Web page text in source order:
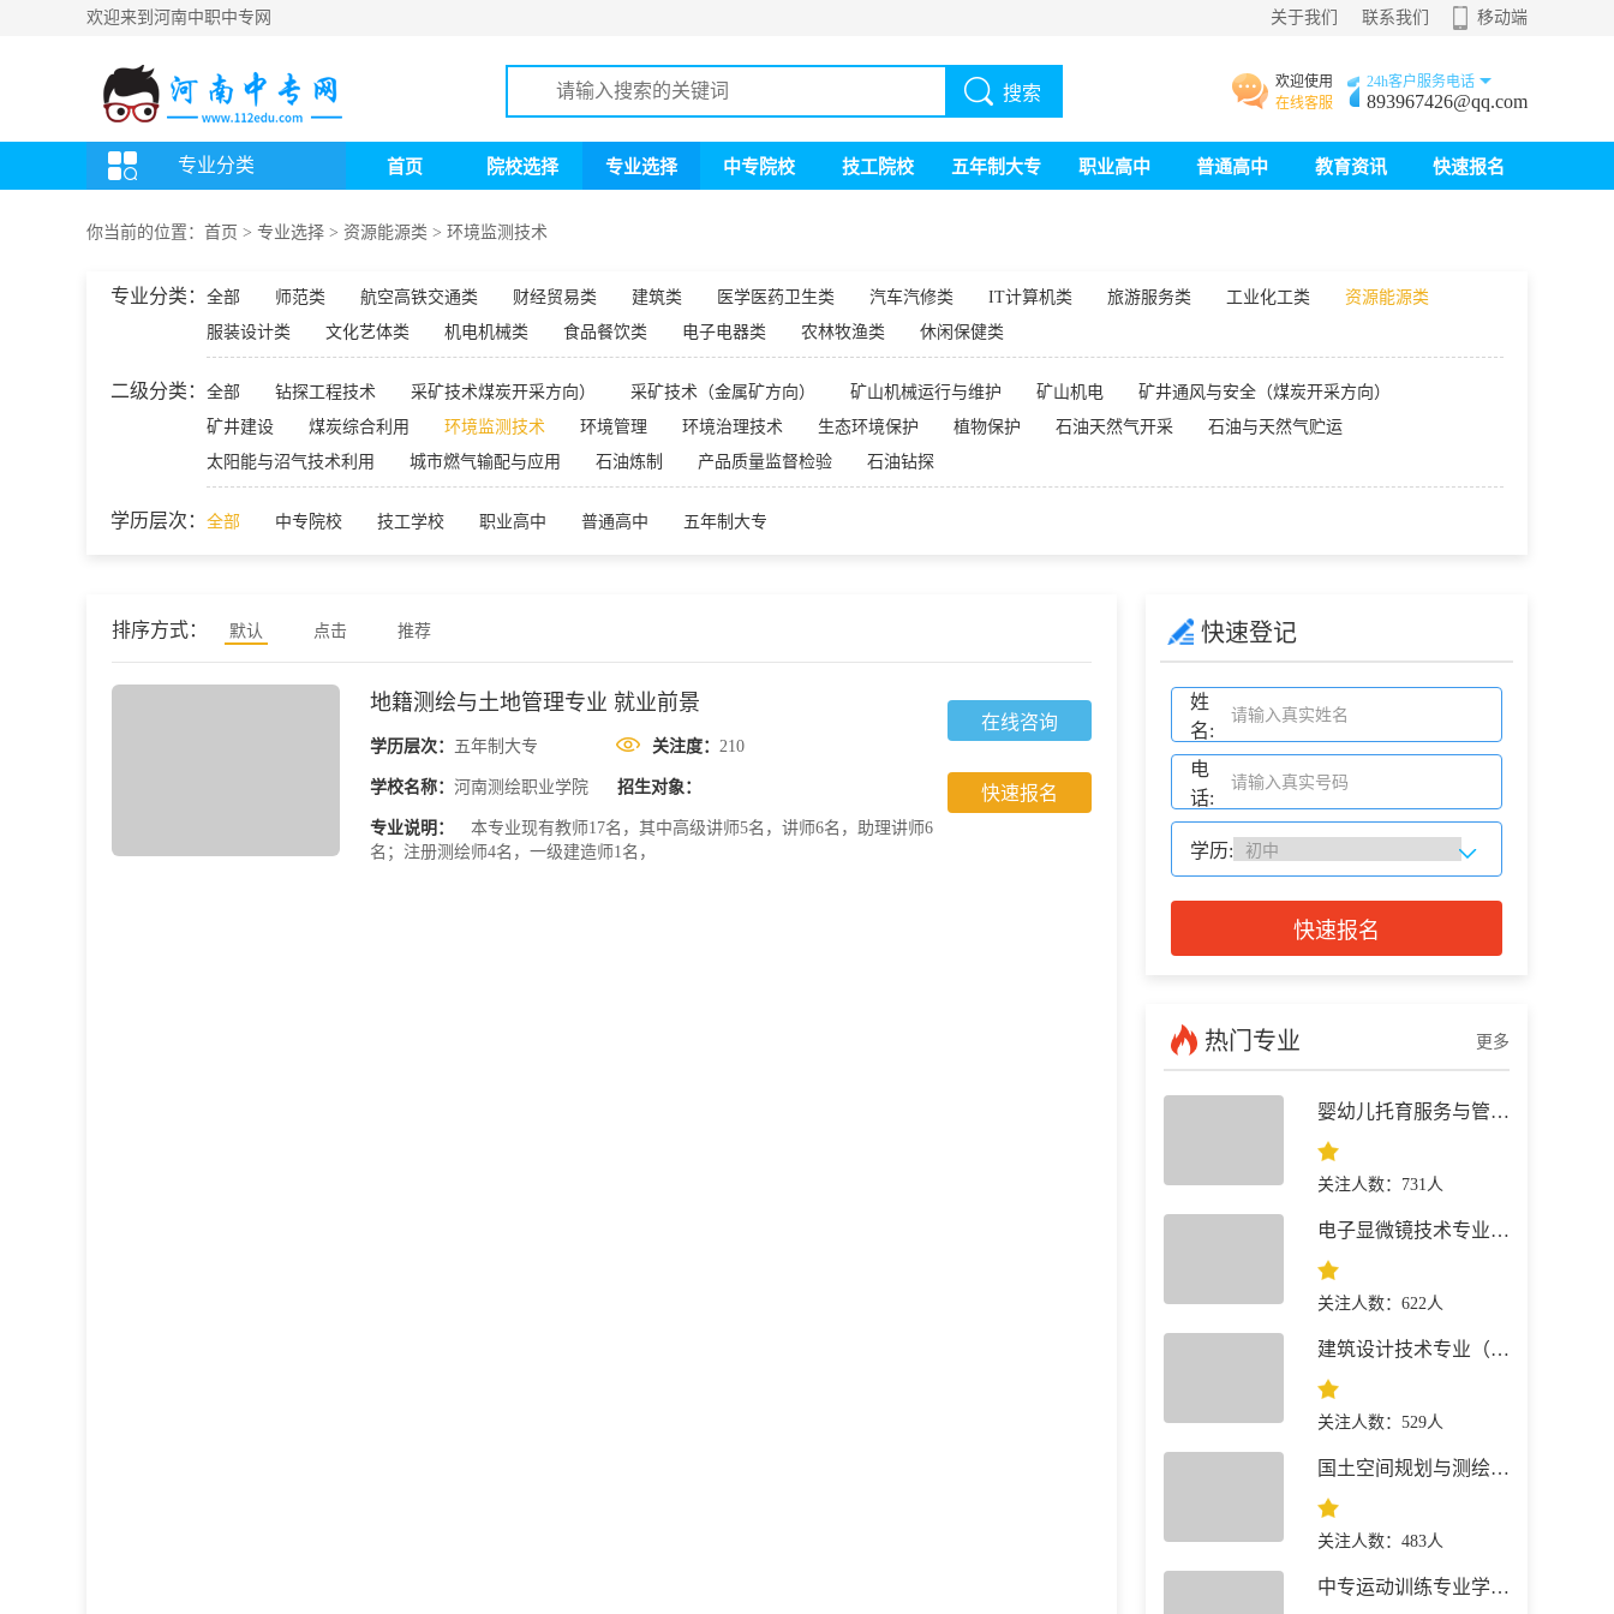
欢迎来到河南中职中专网 关于我们 联系我们 移动端
搜索
欢迎使用
在线客服
24h客户服务电话
893967426@qq.com
专业分类 首页 院校选择 专业选择 中专院校 技工院校 五年制大专 职业高中 普通高中 教育资讯 快速报名
你当前的位置： 首页 > 专业选择 > 资源能源类 > 环境监测技术
专业分类： 全部 师范类 航空高铁交通类 财经贸易类 建筑类 医学医药卫生类 汽车汽修类 IT计算机类 旅游服务类 工业化工类
资源能源类
服装设计类
文化艺体类 机电机械类 食品餐饮类 电子电器类 农林牧渔类 休闲保健类
二级分类： 全部 钻探工程技术 采矿技术煤炭开采方向） 采矿技术（金属矿方向） 矿山机械运行与维护 矿山机电
矿井通风与安全（煤炭开采方向）
矿井建设
煤炭综合利用 环境监测技术 环境管理 环境治理技术 生态环境保护 植物保护 石油天然气开采
石油与天然气贮运
太阳能与沼气技术利用
城市燃气输配与应用 石油炼制 产品质量监督检验 石油钻探
学历层次： 全部 中专院校 技工学校 职业高中 普通高中 五年制大专
排序方式： 默认 点击 推荐
地籍测绘与土地管理专业 就业前景
学历层次： 五年制大专 关注度： 210
学校名称： 河南测绘职业学院 招生对象：
专业说明：
本专业现有教师17名，其中高级讲师5名，讲师6名，助理讲师6
名；注册测绘师4名，一级建造师1名，
在线咨询
快速报名
快速登记
姓
名:
电
话:
学历:
快速报名
热门专业 更多
婴幼儿托育服务与管理专业 就业前景
关注人数：731人
电子显微镜技术专业 就业前景
关注人数：622人
建筑设计技术专业（建筑+景观园林）简介
关注人数：529人
国土空间规划与测绘专业 就业前景
关注人数：483人
中专运动训练专业学什么